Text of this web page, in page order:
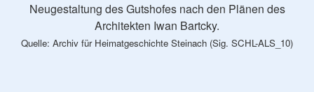
Neugestaltung des Gutshofes nach den Plänen des
Architekten Iwan Bartcky.
Quelle: Archiv für Heimatgeschichte Steinach (Sig. SCHL-ALS_10)